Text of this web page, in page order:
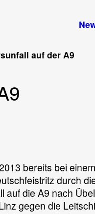
auf der A9
bereits bei
durch
die A9 nach
gegen die